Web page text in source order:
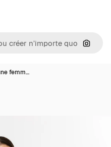
femm…